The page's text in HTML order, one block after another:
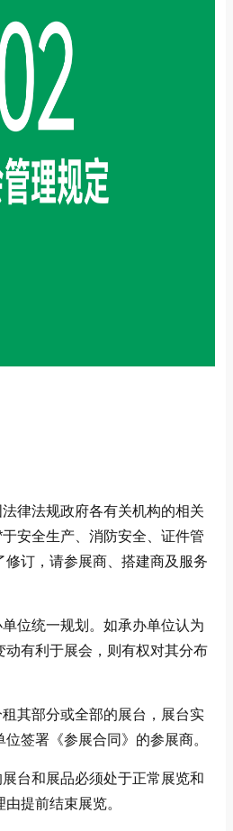
律法规政府各有关机构的相关
安全生产、消防安全、证件管
订，请参展商、搭建商及服务
位统一规划。如承办单位认为
动有利于展会，则有权对其分布
其部分或全部的展台，展台实
签署《参展合同》的参展商。
台和展品必须处于正常展览和
提前结束展览。